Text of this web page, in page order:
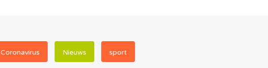
Coronavirus Nieuws sport